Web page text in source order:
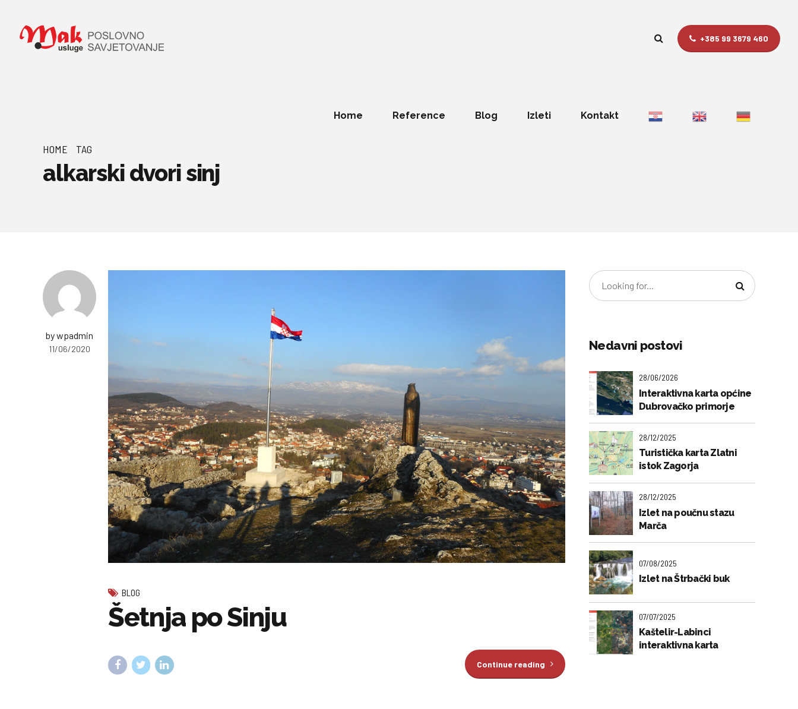
+385 99 3679 460
Home Reference Blog Izleti Kontakt
HOME TAG
alkarski dvori sinj
by wpadmin
11/06/2020
BLOG
Šetnja po Sinju
Continue reading
Nedavni postovi
28/06/2026
Interaktivna karta općine
Dubrovačko primorje
28/12/2025
Turistička karta Zlatni
istok Zagorja
28/12/2025
Izlet na poučnu stazu
Marča
07/08/2025
Izlet na Štrbački buk
07/07/2025
Kaštelir-Labinci
interaktivna karta